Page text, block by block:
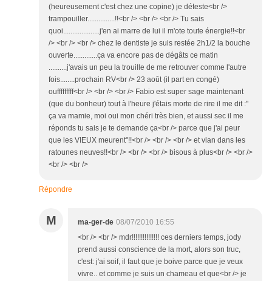
(heureusement c'est chez une copine) je déteste<br />
trampouiller...............!!<br /> <br /> <br /> Tu sais
quoi....................j'en ai marre de lui il m'ote toute énergie!!<br
/> <br /> <br /> chez le dentiste je suis restée 2h1/2 la bouche
ouverte.............ça va encore pas de dégâts ce matin
..........j'avais un peu la trouille de me retrouver comme l'autre
fois........prochain RV<br /> 23 août (il part en congé)
oufffffffff<br /> <br /> <br /> Fabio est super sage maintenant
(que du bonheur) tout à l'heure j'étais morte de rire il me dit :"
ça va mamie, moi oui mon chéri très bien, et aussi sec il me
réponds tu sais je te demande ça<br /> parce que j'ai peur
que les VIEUX meurent"!!<br /> <br /> <br /> et vlan dans les
ratounes neuves!!<br /> <br /> <br /> bisous à plus<br /> <br />
<br /> <br />
Répondre
M ma-ger-de 08/07/2010 16:55
<br /> <br /> mdr!!!!!!!!!!!!!!! ces derniers temps, jody
prend aussi conscience de la mort, alors son truc,
c'est: j'ai soif, il faut que je boive parce que je veux
vivre.. et comme je suis un chameau et que<br /> je